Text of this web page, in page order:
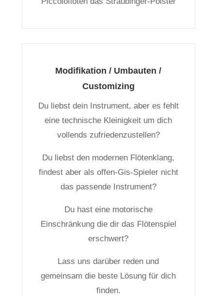
Modifikation / Umbauten /
Customizing
Du liebst dein Instrument, aber es fehlt
eine technische Kleinigkeit um dich
vollends zufriedenzustellen?
Du liebst den modernen Flötenklang,
findest aber als offen-Gis-Spieler nicht
das passende Instrument?
Du hast eine motorische
Einschränkung die dir das Flötenspiel
erschwert?
Lass uns darüber reden und
gemeinsam die beste Lösung für dich
finden.